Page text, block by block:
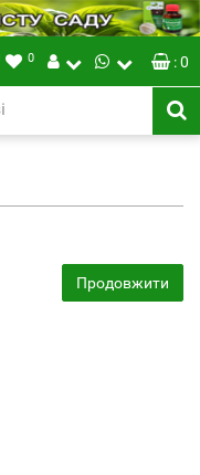
0 : 0
Продовжити